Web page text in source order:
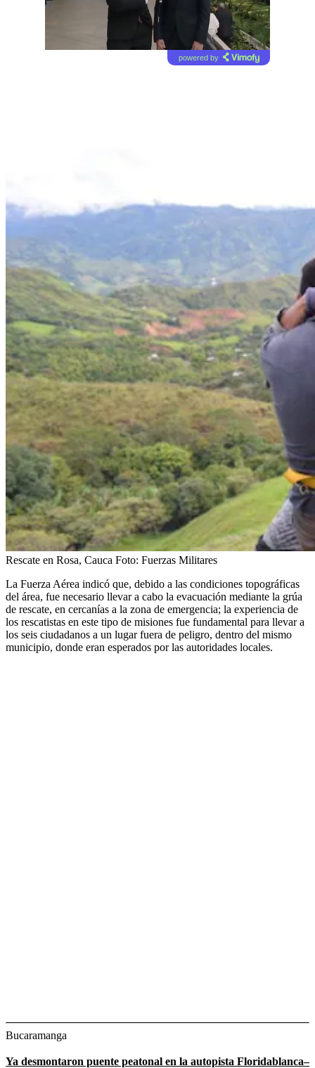
powered by
Rescate en Rosa, Cauca Foto: Fuerzas Militares
La Fuerza Aérea indicó que, debido a las condiciones topográficas
del área, fue necesario llevar a cabo la evacuación mediante la grúa
de rescate, en cercanías a la zona de emergencia; la experiencia de
los rescatistas en este tipo de misiones fue fundamental para llevar a
los seis ciudadanos a un lugar fuera de peligro, dentro del mismo
municipio, donde eran esperados por las autoridades locales.
Bucaramanga
Ya desmontaron puente peatonal en la autopista Floridablanca–